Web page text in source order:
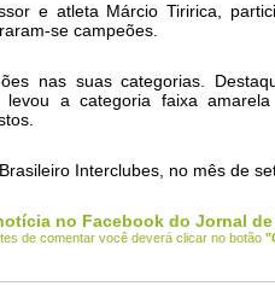
e atleta Márcio Tiririca,
se campeões.
nas suas categorias.
a categoria faixa amarela
Interclubes, no mês de
no Facebook do Jornal
de comentar você deverá clicar no botão